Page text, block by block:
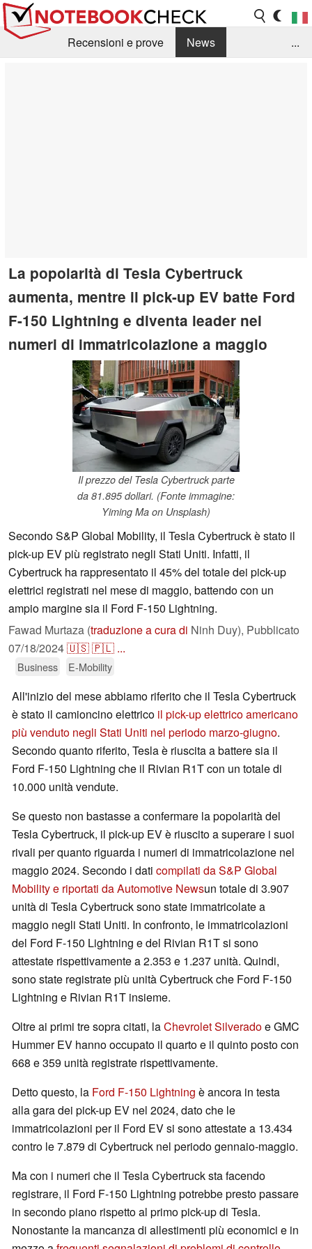
Recensioni e prove
News
...
La popolarità di Tesla Cybertruck
aumenta, mentre il pick-up EV batte Ford
F-150 Lightning e diventa leader nei
numeri di immatricolazione a maggio
Il prezzo del Tesla Cybertruck parte
da 81.895 dollari. (Fonte immagine:
Yiming Ma on Unsplash)
Secondo S&P Global Mobility, il Tesla Cybertruck è stato il
pick-up EV più registrato negli Stati Uniti. Infatti, il
Cybertruck ha rappresentato il 45% del totale dei pick-up
elettrici registrati nel mese di maggio, battendo con un
ampio margine sia il Ford F-150 Lightning.
Fawad Murtaza (traduzione a cura di Ninh Duy), Pubblicato
07/18/2024🇺🇸🇵🇱 ...
Business E-Mobility
All'inizio del mese abbiamo riferito che il Tesla Cybertruck
è stato il camioncino elettrico il pick-up elettrico americano
più venduto negli Stati Uniti nel periodo marzo-giugno.
Secondo quanto riferito, Tesla è riuscita a battere sia il
Ford F-150 Lightning che il Rivian R1T con un totale di
10.000 unità vendute.
Se questo non bastasse a confermare la popolarità del
Tesla Cybertruck, il pick-up EV è riuscito a superare i suoi
rivali per quanto riguarda i numeri di immatricolazione nel
maggio 2024. Secondo i dati compilati da S&P Global
Mobility e riportati da Automotive Newsun totale di 3.907
unità di Tesla Cybertruck sono state immatricolate a
maggio negli Stati Uniti. In confronto, le immatricolazioni
del Ford F-150 Lightning e del Rivian R1T si sono
attestate rispettivamente a 2.353 e 1.237 unità. Quindi,
sono state registrate più unità Cybertruck che Ford F-150
Lightning e Rivian R1T insieme.
Oltre ai primi tre sopra citati, laChevrolet Silveradoe GMC
Hummer EV hanno occupato il quarto e il quinto posto con
668 e 359 unità registrate rispettivamente.
Detto questo, la Ford F-150 Lightning è ancora in testa
alla gara dei pick-up EV nel 2024, dato che le
immatricolazioni per il Ford EV si sono attestate a 13.434
contro le 7.879 di Cybertruck nel periodo gennaio-maggio.
Ma con i numeri che il Tesla Cybertruck sta facendo
registrare, il Ford F-150 Lightning potrebbe presto passare
in secondo piano rispetto al primo pick-up di Tesla.
Nonostante la mancanza di allestimenti più economici e in